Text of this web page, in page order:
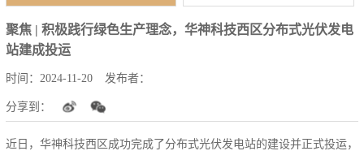
聚焦 | 积极践行绿色生产理念，华神科技西区分布式光伏发电
站建成投运
时间： 2024-11-20 发布者：
分享到：
近日，华神科技西区成功完成了分布式光伏发电站的建设并正式投运，